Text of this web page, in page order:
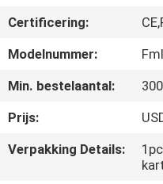
FABRIEKSREIS
CONTACTEER
ONS
Certificering:
Modelnummer:
Min. bestelaantal:
Prijs:
Verpakking Details: